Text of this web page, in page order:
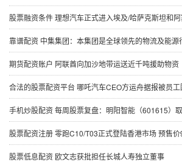
股票融资条件 理想汽车正式进入埃及/哈萨克斯坦和
靠谱配资 中集集团：本集团是全球领先的物流及能源行业设
期货配资账户 阿联酋向加沙地带运送近千吨援助物资
合法的股票配资平台 哪吒汽车CEO方运舟据报被员工围堵讨薪！现场气氛紧张，员工们情绪激
手机炒股配资 每周股票复盘：明阳智能（601615）取消监事会
股票配资注册 零跑C10/T03正式登陆香港市场 预售
股票低息配资 欧文志获批担任长城人寿独立董事